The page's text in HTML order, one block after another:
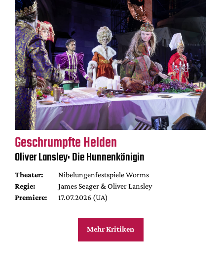
Geschrumpfte Helden
Oliver Lansley: Die Hunnenkönigin
Theater:
Nibelungenfestspiele Worms
Regie:
James Seager & Oliver Lansley
Premiere:
17.07.2026 (UA)
Mehr Kritiken